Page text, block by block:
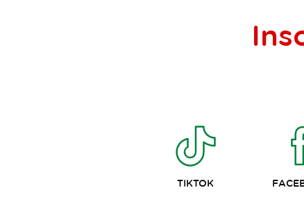
TIKTOK